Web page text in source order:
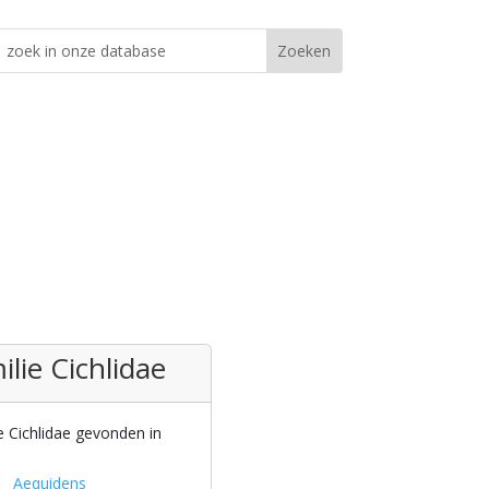
Cichlidae
Cichlidae gevonden in
Aequidens